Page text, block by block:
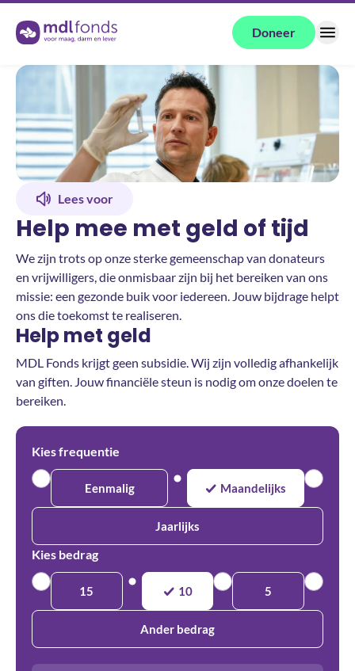
Terug naar de homepage Doneer
Lees voor
Help mee met geld of tijd
We zijn trots op onze sterke gemeenschap van donateurs
en vrijwilligers, die onmisbaar zijn bij het bereiken van ons
missie: een gezonde buik voor iedereen. Jouw bijdrage helpt
ons die toekomst te realiseren.
Help met geld
MDL Fonds krijgt geen subsidie. Wij zijn volledig afhankelijk
van giften. Jouw financiële steun is nodig om onze doelen te
bereiken.
Kies frequentie
Eenmalig Maandelijks
Jaarlijks
Kies bedrag
15 10 5
Ander bedrag